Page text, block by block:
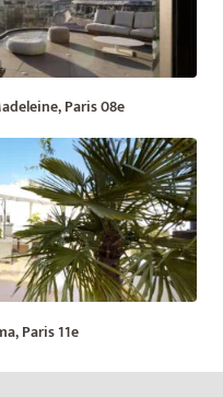
Paris 08e
Paris 11e